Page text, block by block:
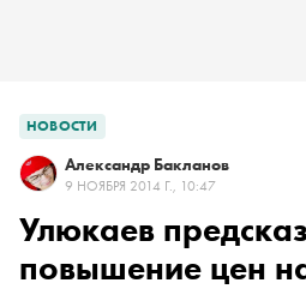
НОВОСТИ
Александр Бакланов
9 НОЯБРЯ 2014 Г., 10:47
Улюкаев
повышение цен